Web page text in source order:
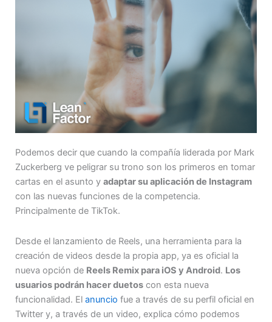
Podemos decir que cuando la compañía liderada por Mark
Zuckerberg ve peligrar su trono son los primeros en tomar
cartas en el asunto y adaptar su aplicación de Instagram
con las nuevas funciones de la competencia.
Principalmente de TikTok.
Desde el lanzamiento de Reels, una herramienta para la
creación de videos desde la propia app, ya es oficial la
nueva opción de Reels Remix para iOS y Android. Los
usuarios podrán hacer duetoscon esta nueva
funcionalidad. El anuncio fue a través de su perfil oficial en
Twitter y, a través de un video, explica cómo podemos